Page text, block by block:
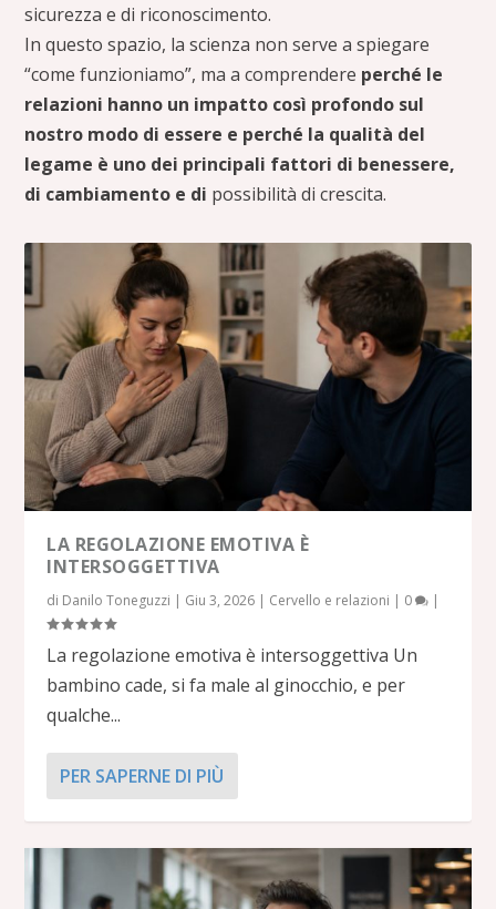
sicurezza e di riconoscimento.
In questo spazio, la scienza non serve a spiegare
“come funzioniamo”, ma a comprendere perché le
relazioni hanno un impatto così profondo sul
nostro modo di essere e perché la qualità del
legame è uno dei principali fattori di benessere,
di cambiamento e di possibilità di crescita.
LA REGOLAZIONE EMOTIVA È
INTERSOGGETTIVA
di Danilo Toneguzzi | Giu 3, 2026 | Cervello e relazioni | 0 |
La regolazione emotiva è intersoggettiva Un
bambino cade, si fa male al ginocchio, e per
qualche...
PER SAPERNE DI PIÙ